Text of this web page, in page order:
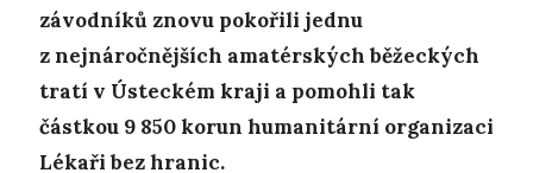
závodníků znovu pokořili jednu
z nejnáročnějších amatérských běžeckých
tratí v Ústeckém kraji a pomohli tak
částkou 9 850 korun humanitární organizaci
Lékaři bez hranic.